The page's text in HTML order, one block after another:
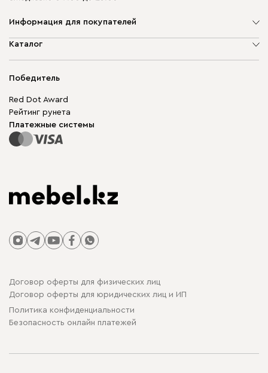
Информация для покупателей
О компании
Гарантия
Для бизнеса
Карта сайта
Каталог
Корпусная мебель
Модульная мебель
Столы и стулья
Победитель
Red Dot Award
Рейтинг рунета
Платежные системы
Договор оферты для физических лиц
Договор оферты для юридических лиц и ИП
Политика конфиденциальности
Безопасность онлайн платежей